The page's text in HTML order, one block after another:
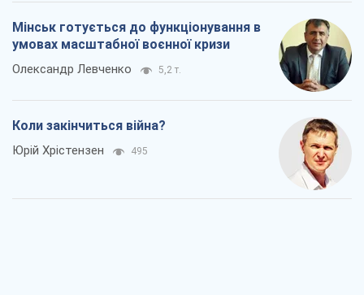
Мінськ готується до функціонування в
умовах масштабної воєнної кризи
Олександр Левченко 5,2 т.
Коли закінчиться війна?
Юрій Хрістензен 495